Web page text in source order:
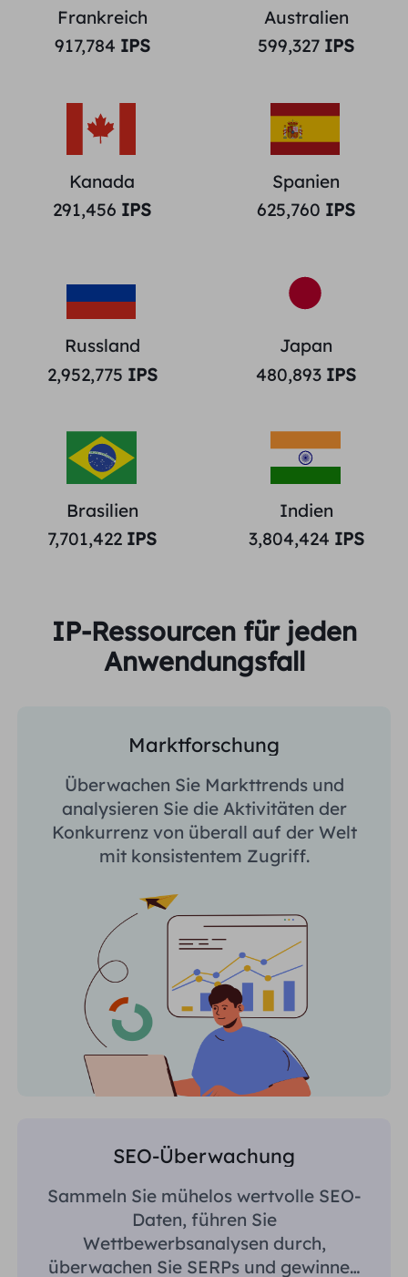
Frankreich
917,784 IPS
Australien
599,327 IPS
Kanada
291,456 IPS
Spanien
625,760 IPS
Russland
2,952,775 IPS
Japan
480,893 IPS
Brasilien
7,701,422 IPS
Indien
3,804,424 IPS
IP-Ressourcen für jeden
Anwendungsfall
Marktforschung
Überwachen Sie Markttrends und
analysieren Sie die Aktivitäten der
Konkurrenz von überall auf der Welt
mit konsistentem Zugriff.
SEO-Überwachung
Sammeln Sie mühelos wertvolle SEO-
Daten, führen Sie
Wettbewerbsanalysen durch,
überwachen Sie SERPs und gewinnen